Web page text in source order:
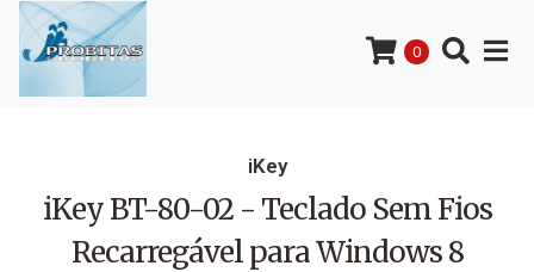
0
iKey
iKey BT-80-02 - Teclado Sem Fios
Recarregável para Windows 8